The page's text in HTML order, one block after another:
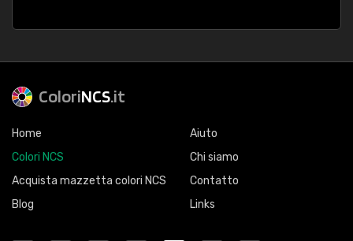
ColoriNCS.it
Home
Colori NCS
Acquista mazzetta colori NCS
Blog
Aiuto
Chi siamo
Contatto
Links